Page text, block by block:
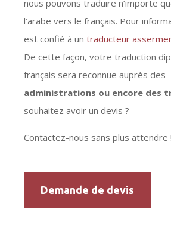
nous pouvons traduire n’importe
l’arabe vers le français. Pour
est confié à untraducteur
De cette façon, votre traduction
français sera reconnue auprès des
administrations ou encore des
souhaitez avoir un devis ?
Contactez-nous sans plus attendre !
Demande de devis